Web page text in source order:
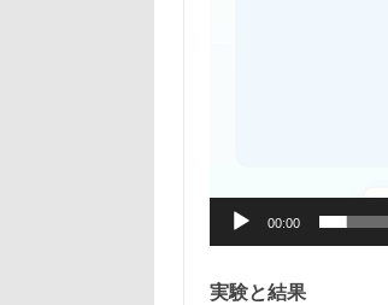
00:00
実験と結果